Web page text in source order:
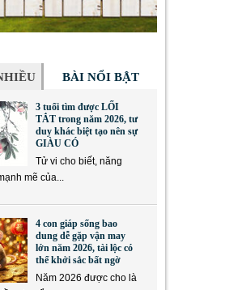
BÀI NỔI BẬT
3 tuổi tìm được LỐI
TẮT trong năm 2026, tư
duy khác biệt tạo nên sự
GIÀU CÓ
Tử vi cho biết, năng
mẽ của...
4 con giáp sống bao
dung dễ gặp vận may
lớn năm 2026, tài lộc có
thể khởi sắc bất ngờ
Năm 2026 được cho là